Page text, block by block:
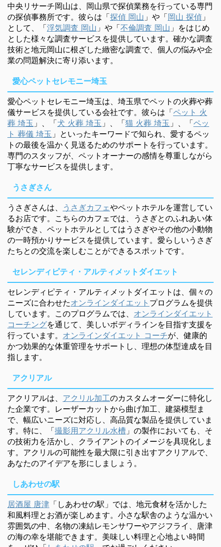
中央リサーチ岡山は、岡山県で探偵業務を行っている専門
の探偵事務所です。彼らは「探偵 岡山 」や「岡山 探偵 」
として、「浮気調査 岡山 」や「不倫調査 岡山 」をはじめ
とした様々な調査サービスを提供しています。確かな調査
技術と地元岡山に根ざした緻密な調査で、個人の悩みや企
業の問題解決に寄り添います。
愛心ペットセレモニー埼玉
愛心ペットセレモニー埼玉は、埼玉県でペットの火葬や葬
儀サービスを提供している会社です。彼らは「ペット 火
葬 埼玉 」、「犬 火葬 埼玉 」、「猫 火葬 埼玉 」、「ペッ
ト 葬儀 埼玉 」といったキーワードで知られ、愛するペッ
トの最後を温かく見送るためのサポートを行っています。
専門のスタッフが、ペットオーナーの感情を尊重しながら
丁寧なサービスを提供します。
うさぎさん
うさぎさんは、 うさぎカフェやペットホテルを運営してい
るお店です。こちらのカフェでは、うさぎとのふれあい体
験ができ、ペットホテルとしてはうさぎやその他の小動物
の一時預かりサービスを提供しています。愛らしいうさぎ
たちとの交流を楽しむことができるスポットです。
セレンディピティ・アルティメットダイエット
セレンディピティ・アルティメットダイエットは、個々の
ニーズに合わせたオンラインダイエット プログラムを提供
しています。このプログラムでは、 オンラインダイエット
コーチングを通じて、美しいボディラインを目指す支援を
行っています。 オンラインダイエット コーチが、健康的
かつ効果的な体重管理をサポートし、理想の体型達成を目
指します。
アクリアル
アクリアルは、 アクリル加工のカスタムオーダーに特化し
た企業です。レーザーカットから曲げ加工、建築模型ま
で、幅広いニーズに対応し、高品質な製品を提供していま
す。特に、「撮影用アクリル水槽 」の製作においても、そ
の技術力を活かし、クライアントのイメージを具現化しま
す。アクリルの可能性を最大限に引き出すアクリアルで、
あなたのアイデアを形にしましょう。
しあわせの駅
居酒屋 唐津 「しあわせの駅」では、地元食材を活かした
和風料理とお酒が楽しめます。小さな駅舎のような温かい
雰囲気の中、名物の凍結レモンサワーやアジフライ、唐津
の海の幸を堪能できます。美味しい料理と心地よい時間